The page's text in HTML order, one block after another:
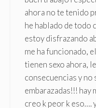
ahora no te tenido
he hablado de todo
estoy disfrazando
me ha funcionado,
tienen sexo ahora,
consecuencias y no
embarazadas!!! hay
creo k peor k eso….